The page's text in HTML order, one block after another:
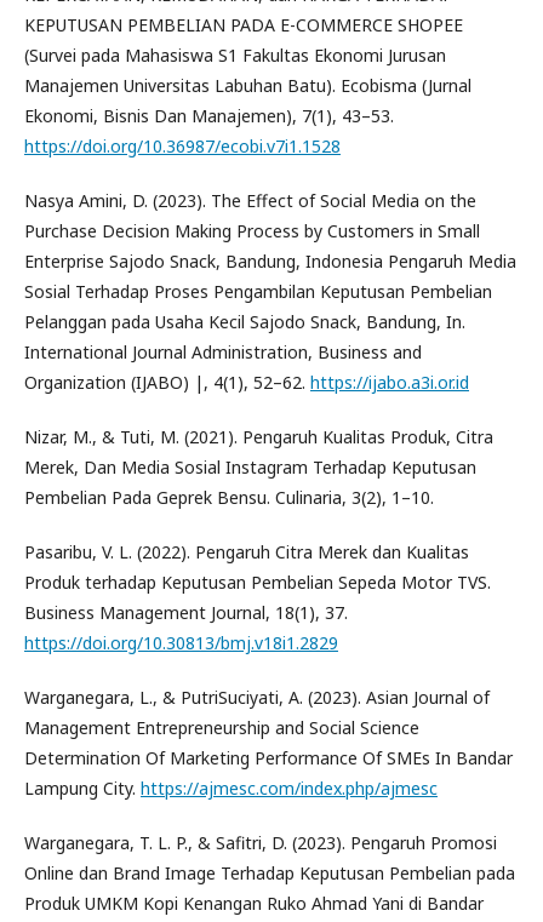
KEPUTUSAN PEMBELIAN PADA E-COMMERCE SHOPEE
(Survei pada Mahasiswa S1 Fakultas Ekonomi Jurusan
Manajemen Universitas Labuhan Batu). Ecobisma (Jurnal
Ekonomi, Bisnis Dan Manajemen), 7(1), 43–53.
https://doi.org/10.36987/ecobi.v7i1.1528
Nasya Amini, D. (2023). The Effect of Social Media on the
Purchase Decision Making Process by Customers in Small
Enterprise Sajodo Snack, Bandung, Indonesia Pengaruh Media
Sosial Terhadap Proses Pengambilan Keputusan Pembelian
Pelanggan pada Usaha Kecil Sajodo Snack, Bandung, In.
International Journal Administration, Business and
Organization (IJABO) |, 4(1), 52–62. https://ijabo.a3i.or.id
Nizar, M., & Tuti, M. (2021). Pengaruh Kualitas Produk, Citra
Merek, Dan Media Sosial Instagram Terhadap Keputusan
Pembelian Pada Geprek Bensu. Culinaria, 3(2), 1–10.
Pasaribu, V. L. (2022). Pengaruh Citra Merek dan Kualitas
Produk terhadap Keputusan Pembelian Sepeda Motor TVS.
Business Management Journal, 18(1), 37.
https://doi.org/10.30813/bmj.v18i1.2829
Warganegara, L., & PutriSuciyati, A. (2023). Asian Journal of
Management Entrepreneurship and Social Science
Determination Of Marketing Performance Of SMEs In Bandar
Lampung City. https://ajmesc.com/index.php/ajmesc
Warganegara, T. L. P., & Safitri, D. (2023). Pengaruh Promosi
Online dan Brand Image Terhadap Keputusan Pembelian pada
Produk UMKM Kopi Kenangan Ruko Ahmad Yani di Bandar